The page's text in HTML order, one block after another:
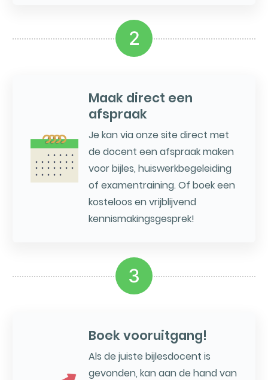
2
Maak direct een
afspraak
Je kan via onze site direct met
de docent een afspraak maken
voor bijles, huiswerkbegeleiding
of examentraining. Of boek een
kosteloos en vrijblijvend
kennismakingsgesprek!
3
Boek vooruitgang!
Als de juiste bijlesdocent is
gevonden, kan aan de hand van